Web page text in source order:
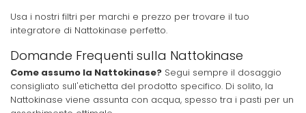
Usa i nostri filtri per marchi e prezzo per trovare il tuo
integratore di Nattokinase perfetto.
Domande Frequenti sulla Nattokinase
Come assumo la Nattokinase? Segui sempre il dosaggio
consigliato sull'etichetta del prodotto specifico. Di solito, la
Nattokinase viene assunta con acqua, spesso tra i pasti per un